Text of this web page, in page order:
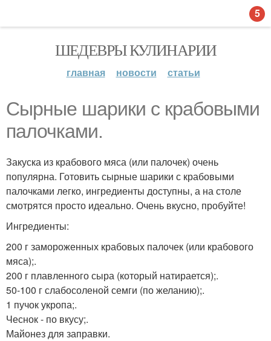
ШЕДЕВРЫ КУЛИНАРИИ
главная новости статьи
Сырные шарики с крабовыми
палочками.
Закуска из крабового мяса (или палочек) очень
популярна. Готовить сырные шарики с крабовыми
палочками легко, ингредиенты доступны, а на столе
смотрятся просто идеально. Очень вкусно, пробуйте!
Ингредиенты:
200 г замороженных крабовых палочек (или крабового
мяса);.
200 г плавленного сыра (который натирается);.
50-100 г слабосоленой семги (по желанию);.
1 пучок укропа;.
Чеснок - по вкусу;.
Майонез для заправки.
5